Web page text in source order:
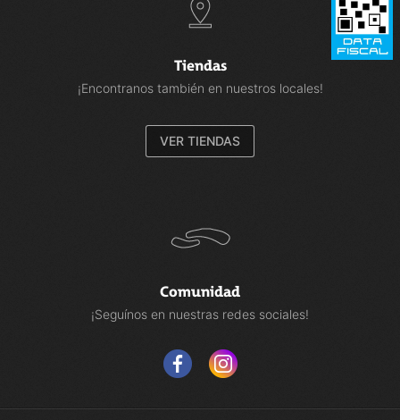
Tiendas
¡Encontranos también en nuestros locales!
VER TIENDAS
Comunidad
¡Seguínos en nuestras redes sociales!